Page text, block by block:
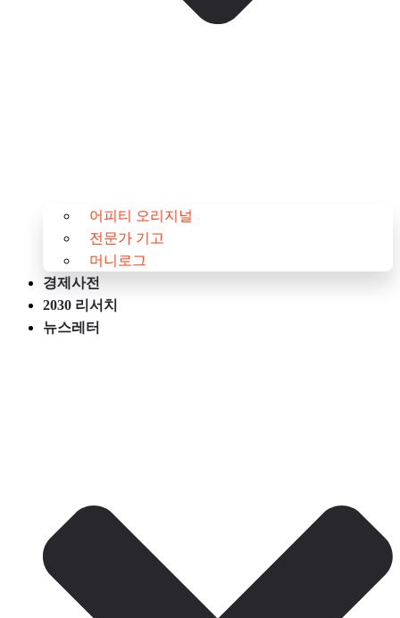
어피티 오리지널
전문가 기고
머니로그
경제사전
2030 리서치
뉴스레터